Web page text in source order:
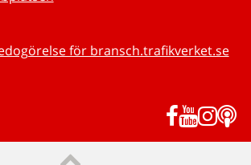
för bransch.trafikverket.se
Facebook
YouTube